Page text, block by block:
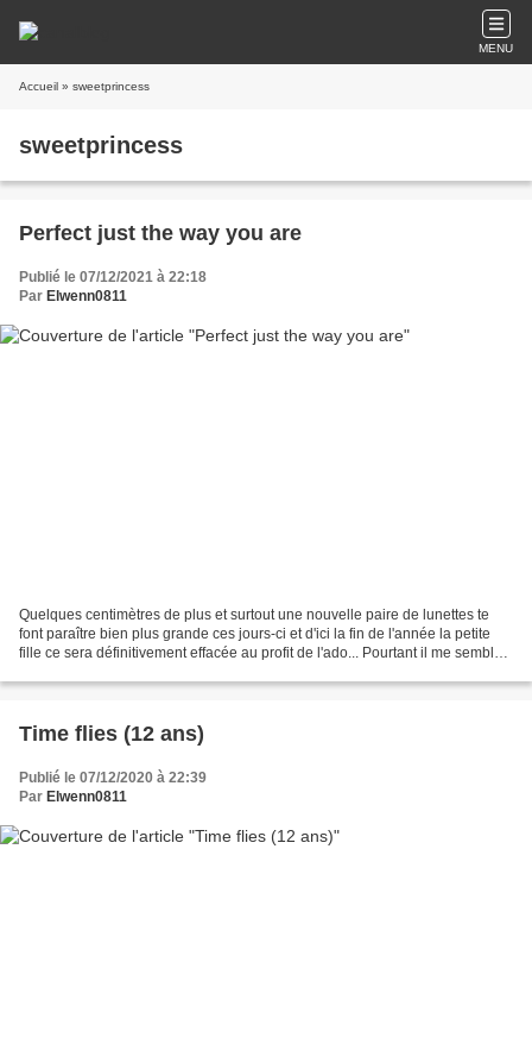
MENU
Accueil » sweetprincess
sweetprincess
Perfect just the way you are
Publié le 07/12/2021 à 22:18
Par Elwenn0811
Quelques centimètres de plus et surtout une nouvelle paire de lunettes te
font paraître bien plus grande ces jours-ci et d'ici la fin de l'année la petite
fille ce sera définitivement effacée au profit de l'ado... Pourtant il me semble
Time flies (12 ans)
Publié le 07/12/2020 à 22:39
Par Elwenn0811